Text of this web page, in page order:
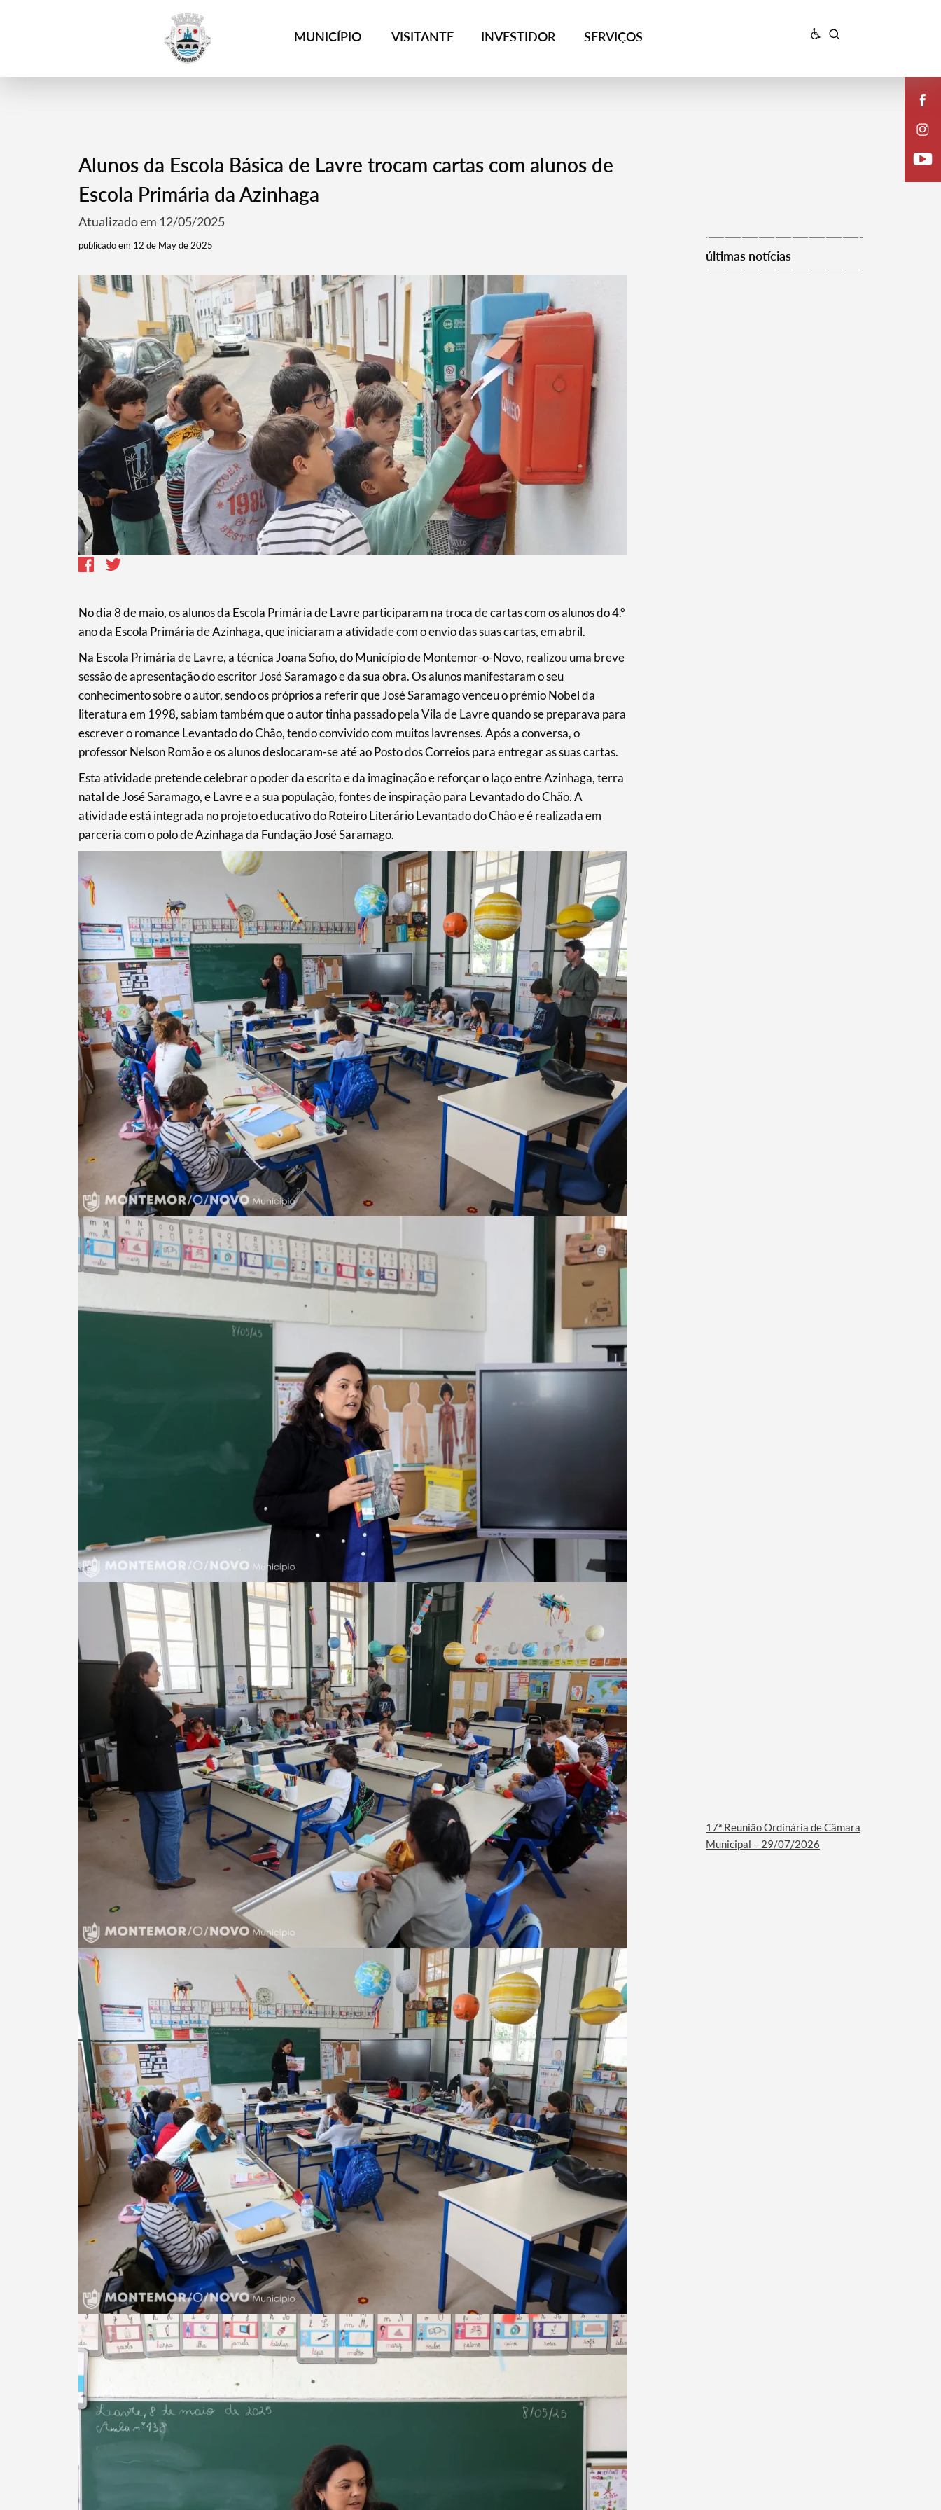
MUNICÍPIO VISITANTE INVESTIDOR SERVIÇOS
Termo de Pesquisa
Categorias gerais
Filtros
Alunos da Escola Básica de Lavre trocam cartas com alunos de
Escola Primária da Azinhaga
Atualizado em 12/05/2025
publicado em 12 de May de 2025
No dia 8 de maio, os alunos da Escola Primária de Lavre participaram na troca de cartas com os alunos do 4.º
ano da Escola Primária de Azinhaga, que iniciaram a atividade com o envio das suas cartas, em abril.
Na Escola Primária de Lavre, a técnica Joana Sofio, do Município de Montemor-o-Novo, realizou uma breve
sessão de apresentação do escritor José Saramago e da sua obra. Os alunos manifestaram o seu
conhecimento sobre o autor, sendo os próprios a referir que José Saramago venceu o prémio Nobel da
literatura em 1998, sabiam também que o autor tinha passado pela Vila de Lavre quando se preparava para
escrever o romance Levantado do Chão, tendo convivido com muitos lavrenses. Após a conversa, o
professor Nelson Romão e os alunos deslocaram-se até ao Posto dos Correios para entregar as suas cartas.
Esta atividade pretende celebrar o poder da escrita e da imaginação e reforçar o laço entre Azinhaga, terra
natal de José Saramago, e Lavre e a sua população, fontes de inspiração para Levantado do Chão. A
atividade está integrada no projeto educativo do Roteiro Literário Levantado do Chão e é realizada em
parceria com o polo de Azinhaga da Fundação José Saramago.
últimas notícias
17ª Reunião Ordinária de Câmara
Municipal – 29/07/2026